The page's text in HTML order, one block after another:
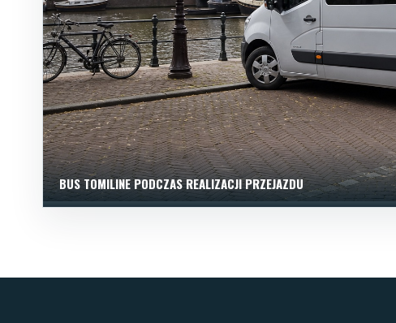
BUS TOMILINE PODCZAS REALIZACJI PRZEJAZDU